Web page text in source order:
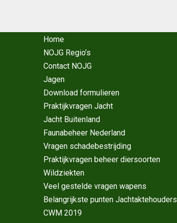
Home
NOJG Regio’s
Contact NOJG
Jagen
Download formulieren
Praktijkvragen Jacht
Jacht Buitenland
Faunabeheer Nederland
Vragen schadebestrijding
Praktijkvragen beheer diersoorten
Wildziekten
Veel gestelde vragen wapens
Belangrijkste punten Jachtaktehouders
CWM 2019